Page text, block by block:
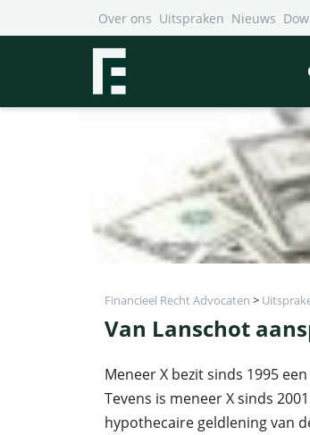
Over ons Uitspraken Nieuws
Financieel Recht Advocaten >
Van Lanschot
Meneer X bezit sinds 1995
Tevens is meneer X sinds
hypothecaire geldlening van